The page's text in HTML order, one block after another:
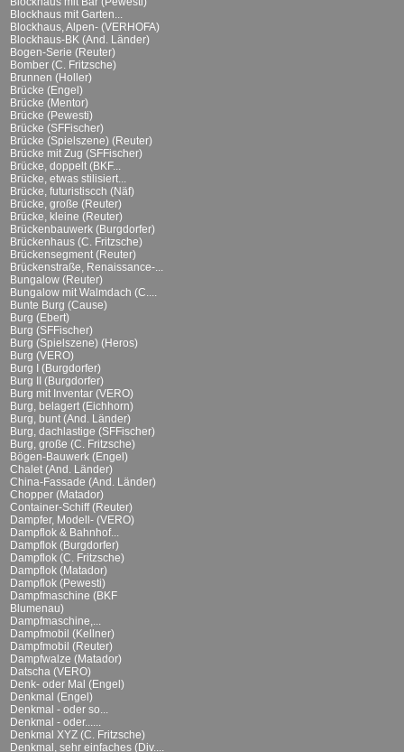
Blockhaus mit Garten...
Blockhaus, Alpen- (VERHOFA)
Blockhaus-BK (And. Länder)
Bogen-Serie (Reuter)
Bomber (C. Fritzsche)
Brunnen (Holler)
Brücke (Engel)
Brücke (Mentor)
Brücke (Pewesti)
Brücke (SFFischer)
Brücke (Spielszene) (Reuter)
Brücke mit Zug (SFFischer)
Brücke, doppelt (BKF...
Brücke, etwas stilisiert...
Brücke, futuristiscch (Näf)
Brücke, große (Reuter)
Brücke, kleine (Reuter)
Brückenbauwerk (Burgdorfer)
Brückenhaus (C. Fritzsche)
Brückensegment (Reuter)
Brückenstraße, Renaissance-...
Bungalow (Reuter)
Bungalow mit Walmdach (C....
Bunte Burg (Cause)
Burg (Ebert)
Burg (SFFischer)
Burg (Spielszene) (Heros)
Burg (VERO)
Burg I (Burgdorfer)
Burg II (Burgdorfer)
Burg mit Inventar (VERO)
Burg, belagert (Eichhorn)
Burg, bunt (And. Länder)
Burg, dachlastige (SFFischer)
Burg, große (C. Fritzsche)
Bögen-Bauwerk (Engel)
Chalet (And. Länder)
China-Fassade (And. Länder)
Chopper (Matador)
Container-Schiff (Reuter)
Dampfer, Modell- (VERO)
Dampflok & Bahnhof...
Dampflok (Burgdorfer)
Dampflok (C. Fritzsche)
Dampflok (Matador)
Dampflok (Pewesti)
Dampfmaschine (BKF
Blumenau)
Dampfmaschine,...
Dampfmobil (Kellner)
Dampfmobil (Reuter)
Dampfwalze (Matador)
Datscha (VERO)
Denk- oder Mal (Engel)
Denkmal (Engel)
Denkmal - oder so...
Denkmal - oder......
Denkmal XYZ (C. Fritzsche)
Denkmal, sehr einfaches (Div....